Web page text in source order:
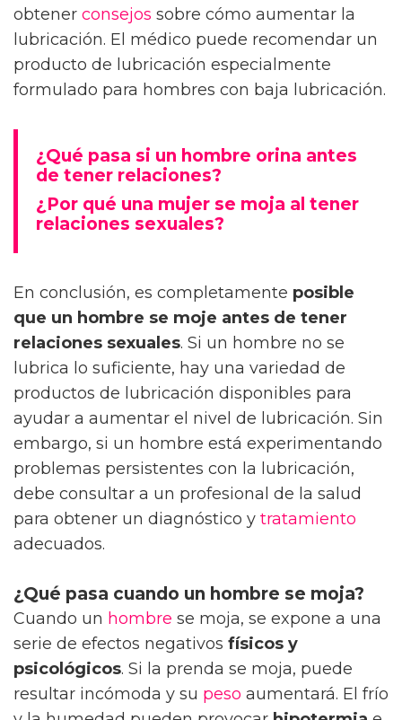
obtener consejos sobre cómo aumentar la
lubricación. El médico puede recomendar un
producto de lubricación especialmente
formulado para hombres con baja lubricación.
¿Qué pasa si un hombre orina antes
de tener relaciones?
¿Por qué una mujer se moja al tener
relaciones sexuales?
En conclusión, es completamente posible
que un hombre se moje antes de tener
relaciones sexuales. Si un hombre no se
lubrica lo suficiente, hay una variedad de
productos de lubricación disponibles para
ayudar a aumentar el nivel de lubricación. Sin
embargo, si un hombre está experimentando
problemas persistentes con la lubricación,
debe consultar a un profesional de la salud
para obtener un diagnóstico y tratamiento
adecuados.
¿Qué pasa cuando un hombre se moja?
Cuando un hombre se moja, se expone a una
serie de efectos negativos físicos y
psicológicos. Si la prenda se moja, puede
resultar incómoda y su peso aumentará. El frío